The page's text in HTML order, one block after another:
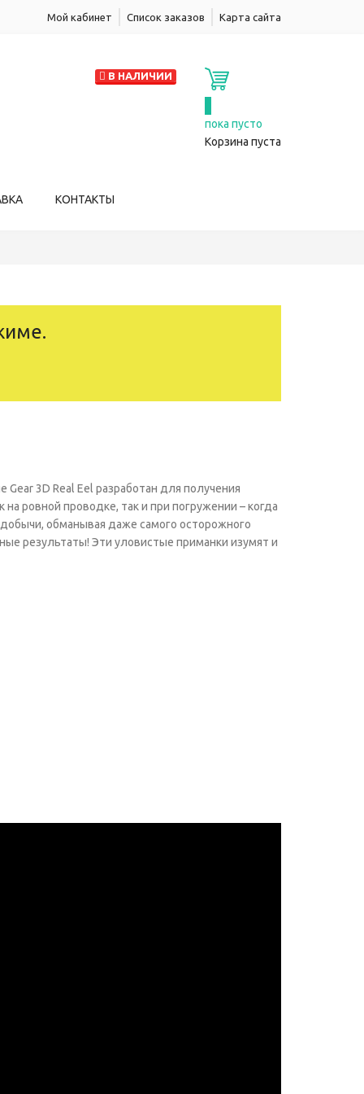
Мой кабинет Список заказов Карта сайта
пока пусто
Корзина пуста
В НАЛИЧИИ
КОНТАКТЫ
3D Real Eel разработан для получения
ровной проводке, так и при погружении – когда
обманывая даже самого осторожного
результаты! Эти уловистые приманки изумят и